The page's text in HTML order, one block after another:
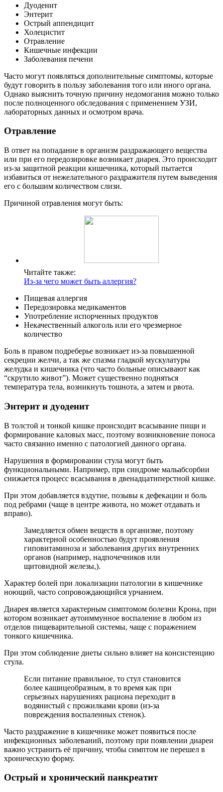
Дуоденит
Энтерит
Острый аппендицит
Холецистит
Отравление
Кишечные инфекции
Заболевания печени
Часто могут появляться дополнительные симптомы, которые
будут говорить в пользу заболевания того или иного органа.
Однако выяснить точную причину недомогания можно только
после полноценного обследования с применением УЗИ,
лабораторных данных и осмотром врача.
Отравление
В ответ на попадание в организм раздражающего вещества
или при его передозировке возникает диарея. Это происходит
из-за защитной реакции кишечника, который пытается
избавиться от нежелательного раздражителя путем выведения
его с большим количеством слизи.
Причиной отравления могут быть:
Читайте также:
Из-за чего может быть аллергия?
Пищевая аллергия
Передозировка медикаментов
Употребление испорченных продуктов
Некачественный алкоголь или его чрезмерное
количество
Боль в правом подреберье возникает из-за повышенной
секреции желчи, а так же спазма гладкой мускулатуры
желудка и кишечника (что часто больные описывают как
“скрутило живот”). Может существенно подняться
температура тела, возникнуть тошнота, а затем и рвота.
Энтерит и дуоденит
В толстой и тонкой кишке происходит всасывание пищи и
формирование каловых масс, поэтому возникновение поноса
часто связанно именно с патологией данного органа.
Нарушения в формировании стула могут быть
функциональными. Например, при синдроме мальабсорбии
снижается процесс всасывания в двенадцатиперстной кишке.
При этом добавляется вздутие, позывы к дефекации и боль
под ребрами (чаще в центре живота, но может отдавать и
вправо).
Замедляется обмен веществ в организме, поэтому
характерной особенностью будут проявления
гиповитаминоза и заболевания других внутренних
органов (например, надпочечников или
щитовидной железы,).
Характер болей при локализации патологии в кишечнике
ноющий, часто сопровождающийся урчанием.
Диарея является характерным симптомом болезни Крона, при
котором возникает аутоиммунное воспаление в любом из
отделов пищеварительной системы, чаще с поражением
тонкого кишечника.
При этом соблюдение диеты сильно влияет на консистенцию
стула.
Если питание правильное, то стул становится
более кашицеобразным, в то время как при
серьезных нарушениях рациона переходит в
водянистый с прожилками крови (из-за
повреждения воспаленных стенок).
Часто раздражение в кишечнике может появиться после
инфекционных заболеваний, поэтому при появлении диареи
важно устранить её причину, чтобы симптом не перешел в
хроническую форму.
Острый и хронический панкреатит